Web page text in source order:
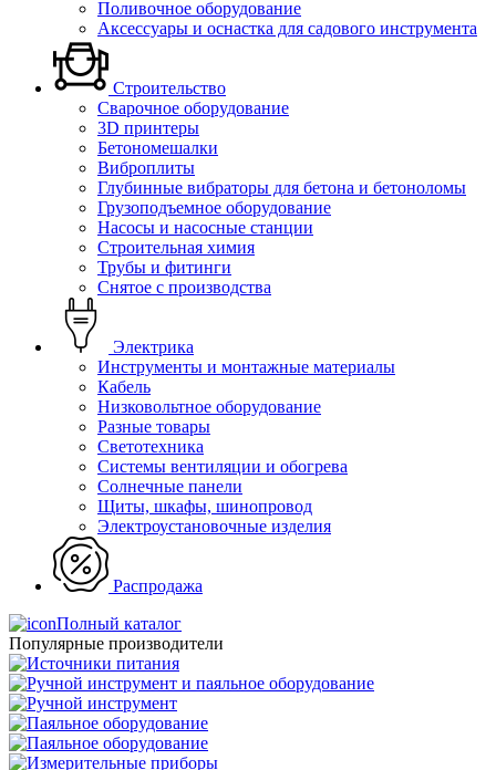
Поливочное оборудование
Аксессуары и оснастка для садового инструмента
Строительство
Сварочное оборудование
3D принтеры
Бетономешалки
Виброплиты
Глубинные вибраторы для бетона и бетоноломы
Грузоподъемное оборудование
Насосы и насосные станции
Строительная химия
Трубы и фитинги
Снятое с производства
Электрика
Инструменты и монтажные материалы
Кабель
Низковольтное оборудование
Разные товары
Светотехника
Системы вентиляции и обогрева
Солнечные панели
Щиты, шкафы, шинопровод
Электроустановочные изделия
Распродажа
Полный каталог
Популярные производители